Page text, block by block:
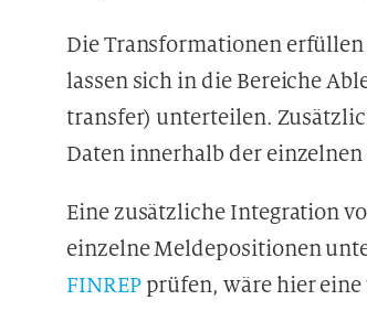
Die Transformationen
lassen sich in die Bereiche
transfer) unterteilen.
Daten innerhalb der
Eine zusätzliche Integration
einzelne Meldepositionen
FINREPprüfen, wäre hier eine